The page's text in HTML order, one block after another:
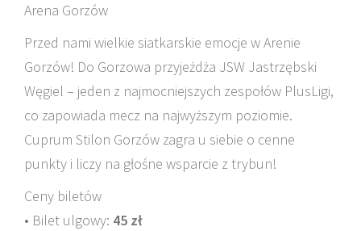
Arena Gorzów
Przed nami wielkie siatkarskie emocje w Arenie
Gorzów! Do Gorzowa przyjeżdża JSW Jastrzębski
Węgiel – jeden z najmocniejszych zespołów PlusLigi,
co zapowiada mecz na najwyższym poziomie.
Cuprum Stilon Gorzów zagra u siebie o cenne
punkty i liczy na głośne wsparcie z trybun!
Ceny biletów
• Bilet ulgowy: 45 zł